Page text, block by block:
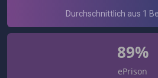
89%
ePrison